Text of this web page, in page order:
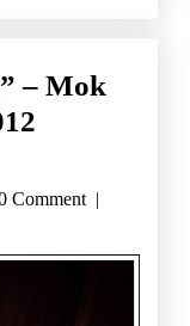
– Mok
Comment |